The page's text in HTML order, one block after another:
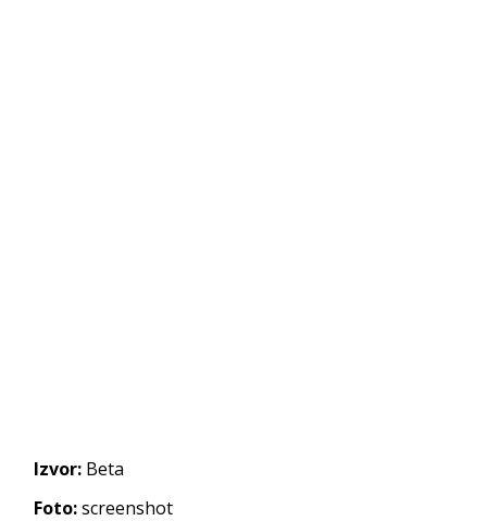
Izvor: Beta
Foto:screenshot